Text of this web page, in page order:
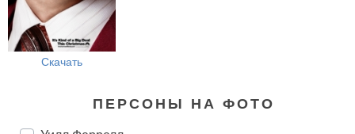
Скачать
ПЕРСОНЫ НА ФОТО